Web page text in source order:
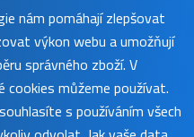
koupit
nám pomáhají zlepšovat
výkon webu a umožňují
správného zboží. V
můžeme používat.
s používáním všech